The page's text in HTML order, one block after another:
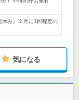
休み）※月に1回程度の
気になる